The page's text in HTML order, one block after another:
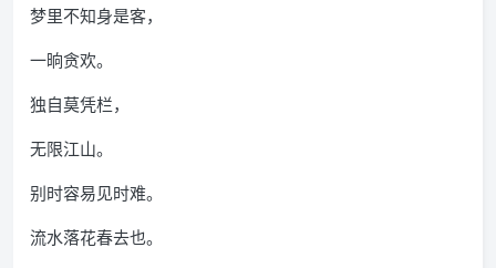
梦里不知身是客，
一晌贪欢。
独自莫凭栏，
无限江山。
别时容易见时难。
流水落花春去也。